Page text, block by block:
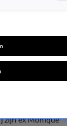
zijn ex Monique